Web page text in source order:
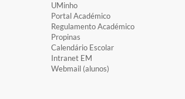
UMinho
Portal Académico
Regulamento Académico
Propinas
Calendário Escolar
Intranet EM
Webmail (alunos)